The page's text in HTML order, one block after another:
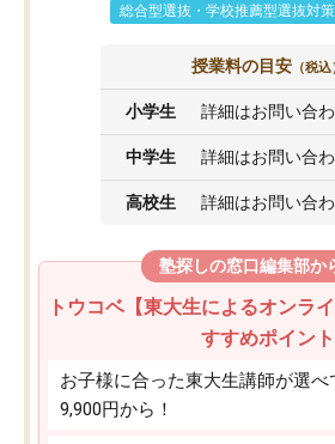
総合型選抜・学校推薦型選抜対策
授業料の目安 （税込
小学生 詳細はお問い合
中学生 詳細はお問い合
高校生 詳細はお問い合
塾探しの窓口編集部か
トウコベ【東大生によるオンラ
すすめポイント
お子様に合った東大生講師が選
9,900円から！